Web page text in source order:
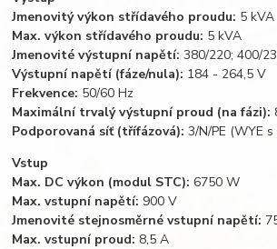
Jmenovitý výkon střídavého proudu: 5 kVA
Max. výkon střídavého proudu: 5 kVA
Jmenovité výstupní napětí: 380/220; 400/
Výstupní napětí (fáze/nula): 184 - 264,5 V
Frekvence: 50/60 Hz
Maximální trvalý výstupní proud (na fázi):
Podporovaná síť (třífázová): 3/N/PE (WYE
Vstup
Max. DC výkon (modul STC): 6750 W
Max. vstupní napětí: 900 V
Jmenovité stejnosměrné vstupní napětí:
Max. vstupní proud: 8,5 A